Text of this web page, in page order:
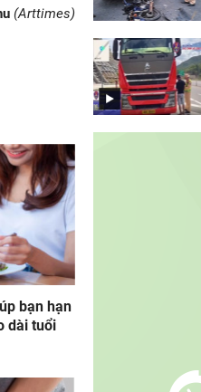
(Arttimes)
bạn hạn
dài tuổi